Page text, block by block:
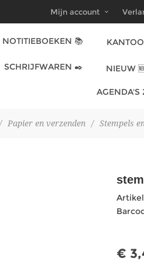
Mijn account
NOTITIEBOEKEN 📚
SCHRIJFWAREN ✒️ NIEUW
AGENDA'S
/ Papier en verzenden / Stempels
€